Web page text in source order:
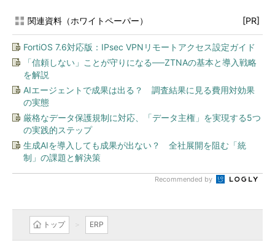
関連資料（ホワイトペーパー） [PR]
FortiOS 7.6対応版：IPsec VPNリモートアクセス設定ガイド
「信頼しない」ことが守りになる──ZTNAの基本と導入戦略
を解説
AIエージェントで成果は出る？ 調査結果に見る費用対効果
の実態
厳格なデータ保護規制に対応、「データ主権」を実現する5つ
の実践的ステップ
生成AIを導入しても成果が出ない？ 全社展開を阻む「統
制」の課題と解決策
Recommended by
トップ ERP